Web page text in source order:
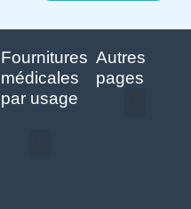
Fournitures
médicales
par usage
Autres
pages